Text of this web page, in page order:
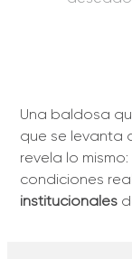
Una baldosa
que se levanta
revela lo
condiciones
institucionales